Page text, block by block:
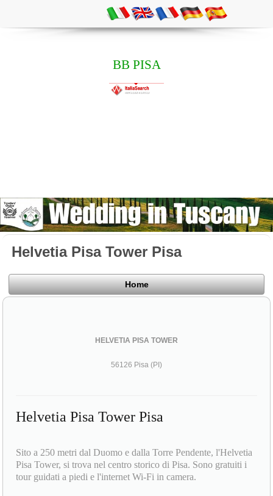
BB PISA
Helvetia Pisa Tower Pisa
Home
HELVETIA PISA TOWER
56126 Pisa (PI)
Helvetia Pisa Tower Pisa
Sito a 250 metri dal Duomo e dalla Torre Pendente, l'Helvetia
Pisa Tower, si trova nel centro storico di Pisa. Sono gratuiti i
tour guidati a piedi e l'internet Wi-Fi in camera.